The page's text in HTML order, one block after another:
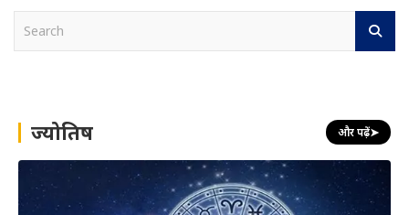
h ज्योतिष और पढ़ें➤